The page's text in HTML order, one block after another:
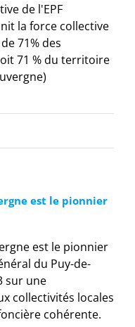
de l'EPF
la force collective
71% des
71 % du territoire
est le pionnier
est le pionnier
du Puy-de-
sur une
collectivités locales
cohérente.